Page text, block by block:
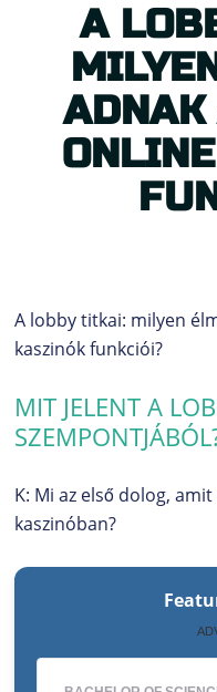
A
ADNAK
A lobby titkai: milyen
kaszinók funkciói?
MIT JELENT A
K: Mi az első dolog,
kaszinóban?